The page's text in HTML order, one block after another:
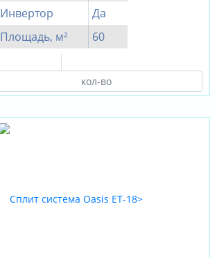
Инвертор
Да
Площадь, м²
60